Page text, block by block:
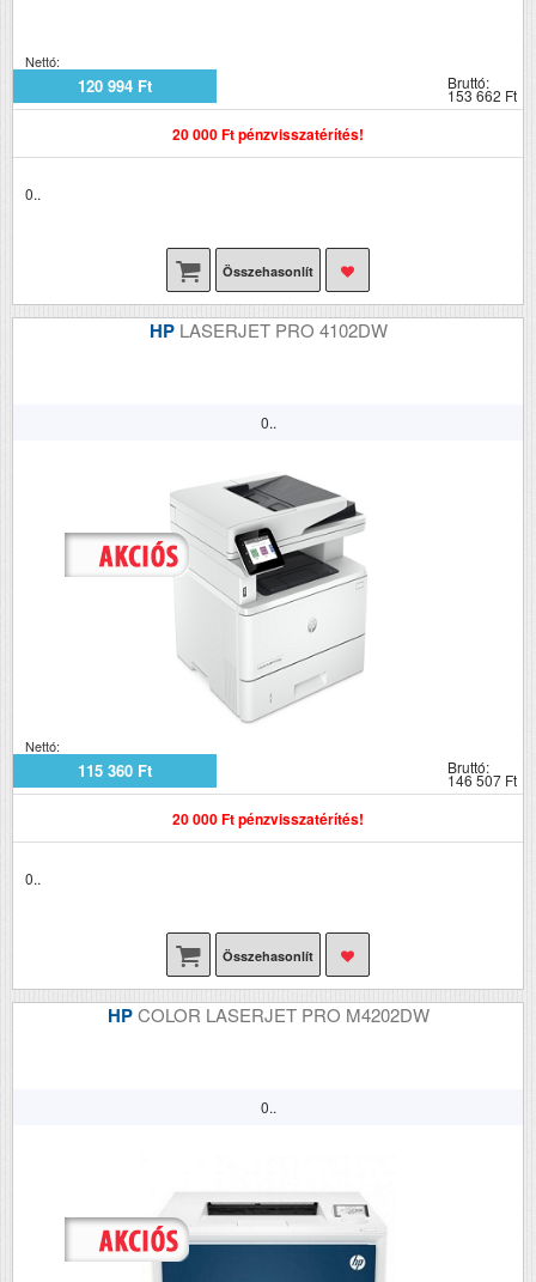
Nettó:
120 994 Ft Bruttó:
153 662 Ft
20 000 Ft pénzvisszatérítés!
0..
Összehasonlít
HP LASERJET PRO 4102DW
0..
Nettó:
115 360 Ft Bruttó:
146 507 Ft
20 000 Ft pénzvisszatérítés!
0..
Összehasonlít
HPCOLOR LASERJET PRO M4202DW
0..